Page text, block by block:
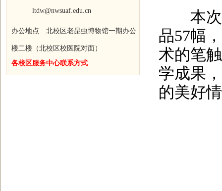
ltdw@nwsuaf.edu.cn
办公地点 北校区老昆虫博物馆一期办公
楼二楼（北校区校医院对面）
各校区服务中心联系方式
本次
品57幅
术的笔
学成果
的美好